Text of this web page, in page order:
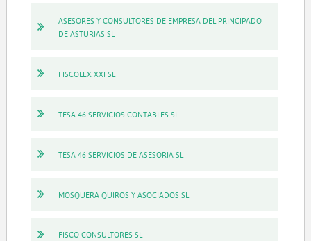
ASESORES Y CONSULTORES DE EMPRESA DEL PRINCIPADO
DE ASTURIAS SL
FISCOLEX XXI SL
TESA 46 SERVICIOS CONTABLES SL
TESA 46 SERVICIOS DE ASESORIA SL
MOSQUERA QUIROS Y ASOCIADOS SL
FISCO CONSULTORES SL